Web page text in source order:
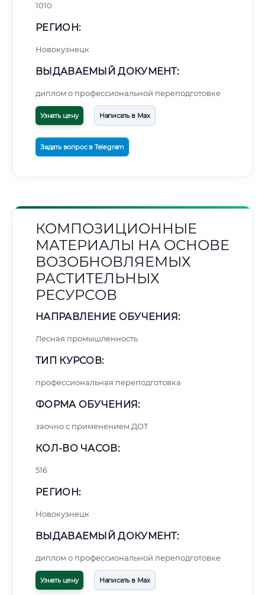
1010
РЕГИОН:
Новокузнецк
ВЫДАВАЕМЫЙ ДОКУМЕНТ:
диплом о профессиональной переподготовке
Узнать цену Написать в Max
Задать вопрос в Telegram
КОМПОЗИЦИОННЫЕ
МАТЕРИАЛЫ НА ОСНОВЕ
ВОЗОБНОВЛЯЕМЫХ
РАСТИТЕЛЬНЫХ
РЕСУРСОВ
НАПРАВЛЕНИЕ ОБУЧЕНИЯ:
Лесная промышленность
ТИП КУРСОВ:
профессиональная переподготовка
ФОРМА ОБУЧЕНИЯ:
заочно с применением ДОТ
КОЛ-ВО ЧАСОВ:
516
РЕГИОН:
Новокузнецк
ВЫДАВАЕМЫЙ ДОКУМЕНТ:
диплом о профессиональной переподготовке
Узнать цену Написать в Max